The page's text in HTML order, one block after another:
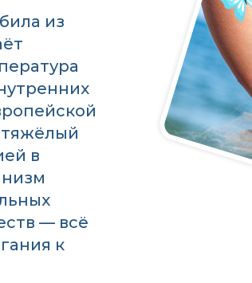
из
в
— всё
к